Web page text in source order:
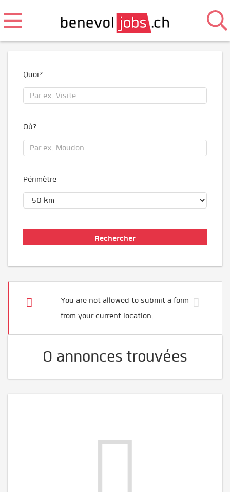
Quoi?
Où?
Périmètre
You are not allowed to submit a form
from your current location.
0 annonces trouvées